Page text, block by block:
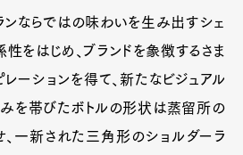
ンならではの味わいを生み出すシェ
をはじめ、ブランドを象徴するさま
ーションを得て、新たなビジュアル
みを帯びたボトルの形状は蒸留所の
一新された三角形のショルダーラ